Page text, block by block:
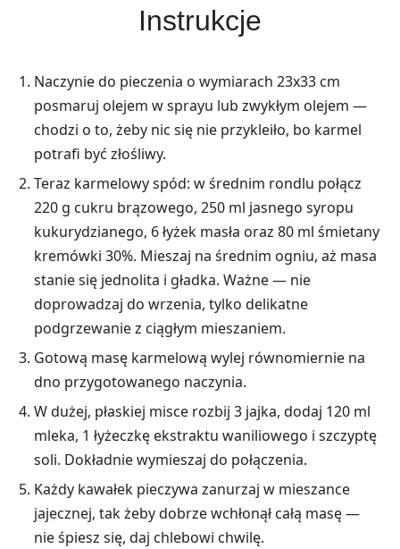
Instrukcje
Naczynie do pieczenia o wymiarach 23x33 cm
posmaruj olejem w sprayu lub zwykłym olejem —
chodzi o to, żeby nic się nie przykleiło, bo karmel
potrafi być złośliwy.
Teraz karmelowy spód: w średnim rondlu połącz
220 g cukru brązowego, 250 ml jasnego syropu
kukurydzianego, 6 łyżek masła oraz 80 ml śmietany
kremówki 30%. Mieszaj na średnim ogniu, aż masa
stanie się jednolita i gładka. Ważne — nie
doprowadzaj do wrzenia, tylko delikatne
podgrzewanie z ciągłym mieszaniem.
Gotową masę karmelową wylej równomiernie na
dno przygotowanego naczynia.
W dużej, płaskiej misce rozbij 3 jajka, dodaj 120 ml
mleka, 1 łyżeczkę ekstraktu waniliowego i szczyptę
soli. Dokładnie wymieszaj do połączenia.
Każdy kawałek pieczywa zanurzaj w mieszance
jajecznej, tak żeby dobrze wchłonął całą masę —
nie śpiesz się, daj chlebowi chwilę.